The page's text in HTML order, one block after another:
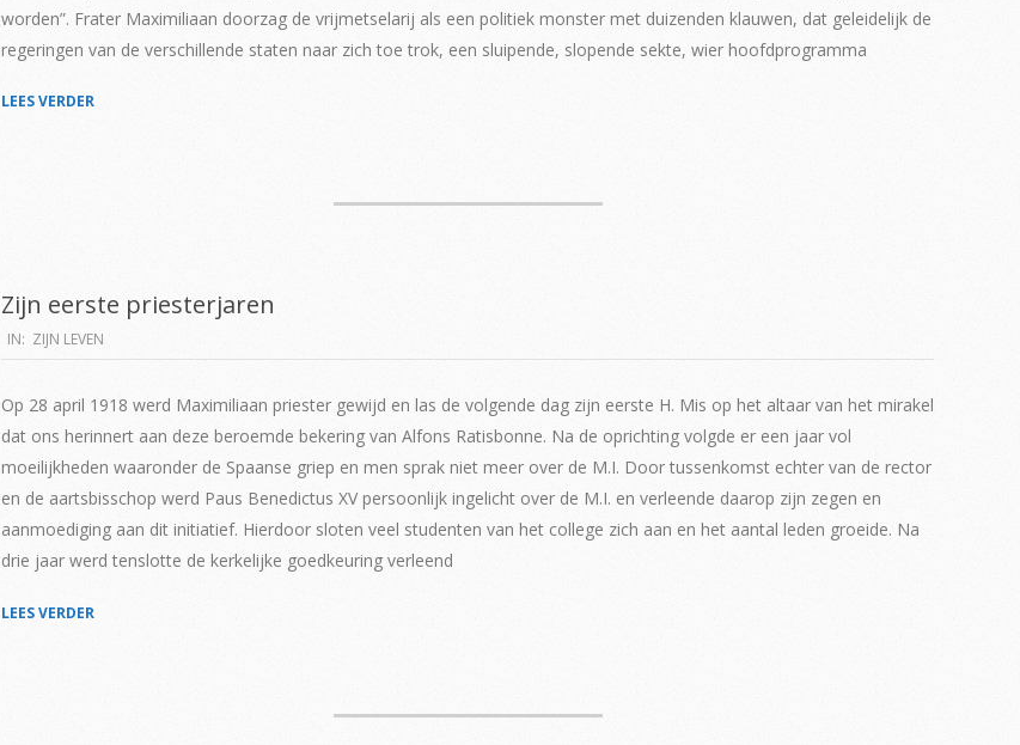
worden”. Frater Maximiliaan doorzag de vrijmetselarij als een politiek monster met duizenden klauwen, dat geleidelijk de
regeringen van de verschillende staten naar zich toe trok, een sluipende, slopende sekte, wier hoofdprogramma
LEES VERDER
Zijn eerste priesterjaren
2019-
06-
15
IN: ZIJN LEVEN
Op 28 april 1918 werd Maximiliaan priester gewijd en las de volgende dag zijn eerste H. Mis op het altaar van het mirakel
dat ons herinnert aan deze beroemde bekering van Alfons Ratisbonne. Na de oprichting volgde er een jaar vol
moeilijkheden waaronder de Spaanse griep en men sprak niet meer over de M.I. Door tussenkomst echter van de rector
en de aartsbisschop werd Paus Benedictus XV persoonlijk ingelicht over de M.I. en verleende daarop zijn zegen en
aanmoediging aan dit initiatief. Hierdoor sloten veel studenten van het college zich aan en het aantal leden groeide. Na
drie jaar werd tenslotte de kerkelijke goedkeuring verleend
LEES VERDER